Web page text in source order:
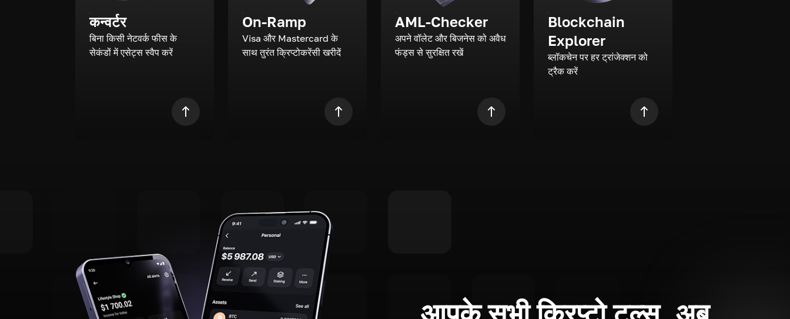
कन्वर्टर
बिना किसी नेटवर्क फीस के
सेकंडों में एसेट्स स्वैप करें
On-Ramp
Visa और Mastercard के
साथ तुरंत क्रिप्टोकरेंसी खरीदें
AML-Checker
अपने वॉलेट और बिजनेस को अवैध
फंड्स से सुरक्षित रखें
Blockchain
Explorer
ब्लॉकचेन पर हर ट्रांजेक्शन को
ट्रैक करें